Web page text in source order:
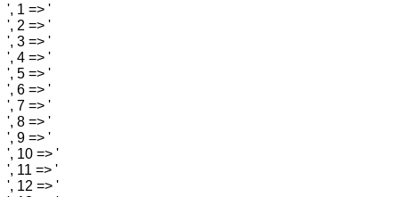
', 1 => '
', 2 => '
', 3 => '
', 4 => '
', 5 => '
', 6 => '
', 7 => '
', 8 => '
', 9 => '
', 10 => '
', 11 => '
', 12 => '